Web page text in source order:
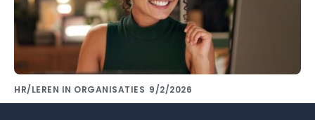
HR/LEREN IN ORGANISATIES 9/2/2026